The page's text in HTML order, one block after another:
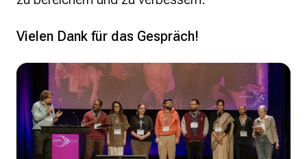
Vielen Dank für das Gespräch!